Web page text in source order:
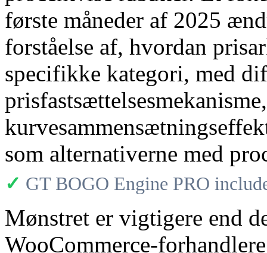
første måneder af 2025
forståelse af, hvordan
specifikke kategori, med
som alternativerne med
✓ GT BOGO Engine PRO
Mønstret er vigtigere end
WooCommerce-